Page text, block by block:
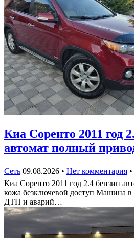
Киа Соренто 2011 год
автомат полный
Сеть 09.08.2026 • Нет комментария •
Киа Соренто 2011 год 2.4 бензин
кожа безключевой доступ Машина в
ДТП и аварий…